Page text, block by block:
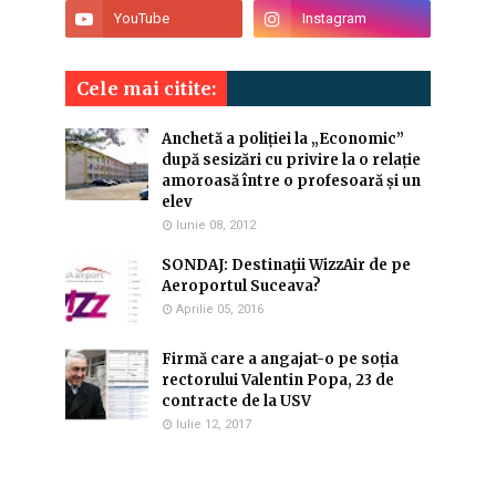
Cele mai citite:
Anchetă a poliției la „Economic”
după sesizări cu privire la o relație
amoroasă între o profesoară și un
elev
Iunie 08, 2012
SONDAJ: Destinaţii WizzAir de pe
Aeroportul Suceava?
Aprilie 05, 2016
Firmă care a angajat-o pe soția
rectorului Valentin Popa, 23 de
contracte de la USV
Iulie 12, 2017